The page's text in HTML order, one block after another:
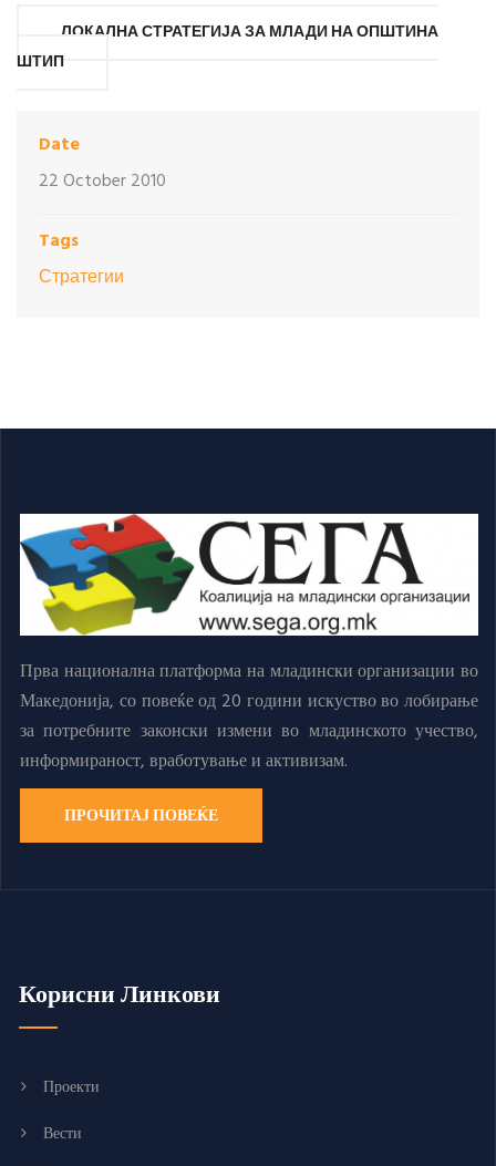
ЛОКАЛНА СТРАТЕГИЈА ЗА МЛАДИ НА ОПШТИНА
ШТИП
Date
22 October 2010
Tags
Стратегии
Прва национална платформа на младински организации во
Македонија, со повеќе од 20 години искуство во лобирање
за потребните законски измени во младинското учество,
информираност, вработување и активизам.
ПРОЧИТАЈ ПОВЕЌЕ
Корисни Линкови
Проекти
Вести